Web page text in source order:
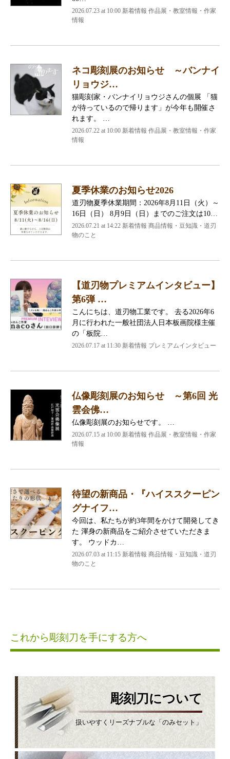
2026.07.23 at 10:00 新着情報 作品展・教室情報・作家
情報
ネコ彫刻展のお知らせ ～バンナイ
リョウジ…
猫彫刻家・バンナイリョウジさんの個展 「猫
が待っているので帰ります」が今年も開催さ
れます。 …
2026.07.22 at 10:00 新着情報 作品展・教室情報・作家
情報
夏季休業のお知らせ2026
道刃物夏季休業期間：2026年8月11日（火）～
16日（日） 8月9日（日）までのご注文は10…
2026.07.21 at 14:22 新着情報 商品情報・豆知識・道刃
物のこと
【道刃物プレミアムインタビュー】
第6弾 …
こんにちは、道刃物工業です。 去る2026年6
月に行われた一般社団法人日本板画院様主催
の「板院…
2026.07.17 at 11:30 新着情報 プレミアムインタビュー
仏像彫刻展のお知らせ ～第6回 光
雲会佛…
仏像彫刻展のお知らせです。 …
2026.07.15 at 10:00 新着情報 作品展・教室情報・作家
情報
待望の新商品・『ハイススクーピン
グナイフ…
今回は、私たちが約3年間をかけて開発してき
た 渾身の新商品をご紹介させていただきま
す。 ウッドカ…
2026.07.03 at 11:15 新着情報 商品情報・豆知識・道刃
物のこと
これから彫刻刀を手にする方へ
彫刻刀について
扱いやすくリーズナブルな「のみセット」